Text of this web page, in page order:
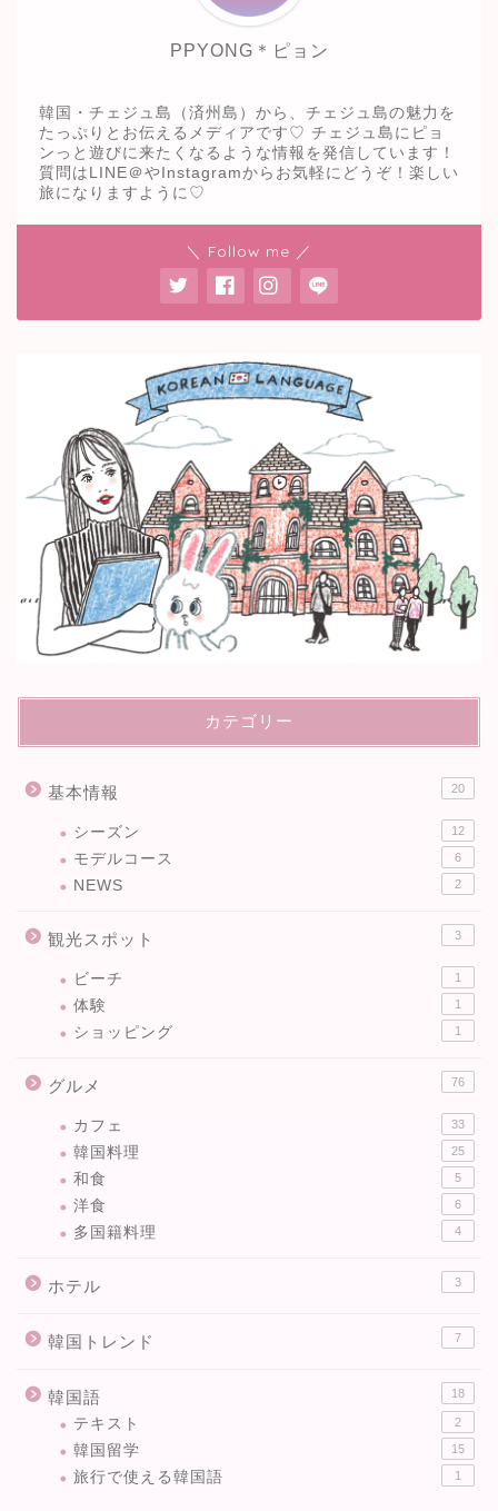
PPYONG＊ピョン
韓国・チェジュ島（済州島）から、チェジュ島の魅力を
たっぷりとお伝えるメディアです♡ チェジュ島にピョ
ンっと遊びに来たくなるような情報を発信しています！
質問はLINE＠やInstagramからお気軽にどうぞ！楽しい
旅になりますように♡
＼ Follow me ／
カテゴリー
基本情報 20
シーズン 12
モデルコース 6
NEWS 2
観光スポット 3
ビーチ 1
体験 1
ショッピング 1
グルメ 76
カフェ 33
韓国料理 25
和食 5
洋食 6
多国籍料理 4
ホテル 3
韓国トレンド 7
韓国語 18
テキスト 2
韓国留学 15
旅行で使える韓国語 1